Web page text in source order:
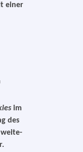
einer
im
des
wei­te­